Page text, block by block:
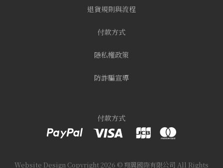
付款方式
退貨規則與流程
付款方式
隱私權政策
防詐騙宣導
Website Design Copyright 2026 © 翔翼國際有限公司 All Rights